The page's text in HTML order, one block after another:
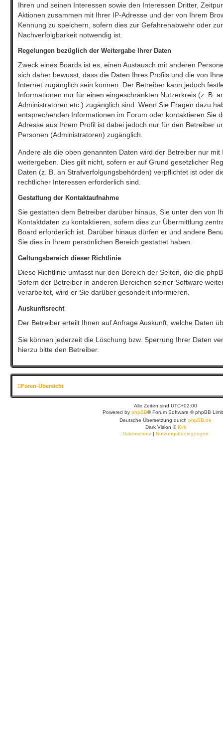
Ihren und seinen Interessen sowie den Interessen Dritter,
Aktionen zusammen mit Ihrer IP-Adresse und der von Ihrem
Kennung zu speichern, sofern dies zur Gefahrenabwehr oder
Nachverfolgbarkeit notwendig ist.
Regelungen bezüglich der Weitergabe Ihrer Daten
Zweck eines Boards ist es, einen Austausch mit anderen
sich daher bewusst, dass die Daten Ihres Profils und die von
Internet zugänglich sein können. Der Betreiber kann jedoch
Informationen nur für einen eingeschränkten Nutzerkreis (z. B.
Administratoren etc.) zugänglich sind. Wenn Sie Fragen dazu
entsprechenden Informationen im Forum oder kontaktieren Sie
Adresse aus Ihrem Profil ist dabei jedoch nur für den Betreiber
Personen (Administratoren) zugänglich.
Andere als die oben genannten Daten wird der Betreiber nur
weitergeben. Dies gilt nicht, sofern er auf Grund gesetzlicher
Daten (z. B. an Strafverfolgungsbehörden) verpflichtet ist oder
rechtlicher Interessen erforderlich sind.
Gestattung der Kontaktaufnahme
Sie gestatten dem Betreiber darüber hinaus, Sie unter den von
Kontaktdaten zu kontaktieren, sofern dies zur Übermittlung
Board erforderlich ist. Darüber hinaus dürfen er und andere
Sie dies in Ihrem persönlichen Bereich gestattet haben.
Geltungsbereich dieser Richtlinie
Diese Richtlinie umfasst nur den Bereich der Seiten, die die
Sofern der Betreiber in anderen Bereichen seiner Software
verarbeitet, wird er Sie darüber gesondert informieren.
Auskunftsrecht
Der Betreiber erteilt Ihnen auf Anfrage Auskunft, welche Daten
Sie können jederzeit die Löschung bzw. Sperrung Ihrer Daten
hierzu bitte den Betreiber.
Foren-Übersicht
Alle Zeiten sind UTC+02:00
Powered by phpBB® Forum Software © phpBB
Deutsche Übersetzung durch phpBB.de
Dark Vision ©Kirk
Datenschutz | Nutzungsbedingungen